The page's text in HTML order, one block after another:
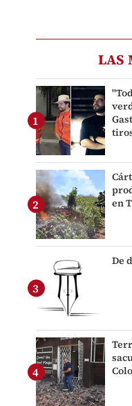
LAS
en
De